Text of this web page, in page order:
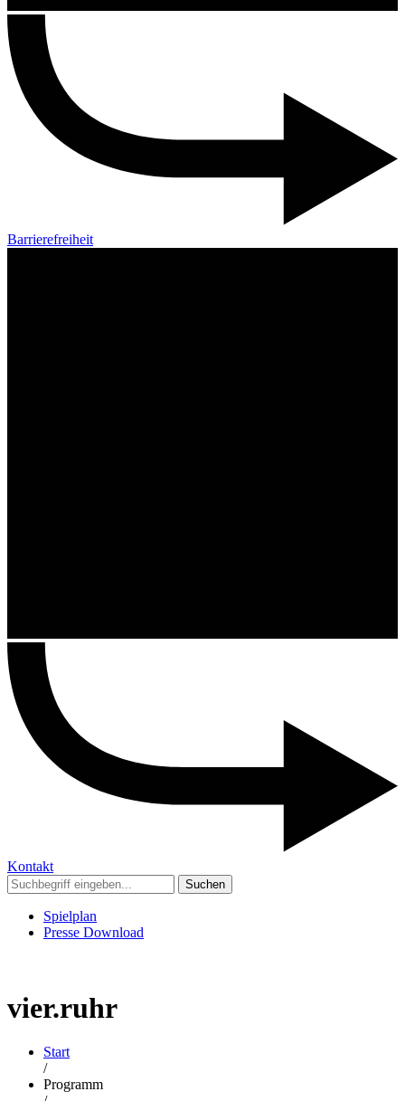
Barrierefreiheit
Kontakt
Suchen
Spielplan
Presse Download
vier.ruhr
Start
/
Programm